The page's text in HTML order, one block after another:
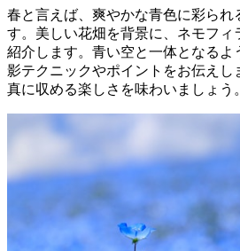
春と言えば、爽やかな青色に彩られ
す。美しい花畑を背景に、ネモフィ
紹介します。青い空と一体となるよ
影テクニックやポイントをお伝えし
真に収める楽しさを味わいましょう。